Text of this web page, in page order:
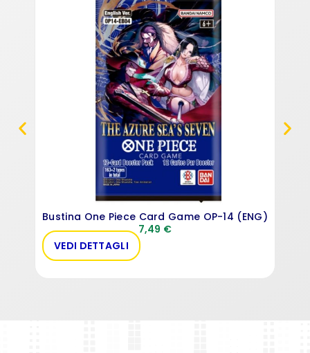
Bustina One Piece Card Game OP-14 (ENG)
7,49 €
VEDI DETTAGLI